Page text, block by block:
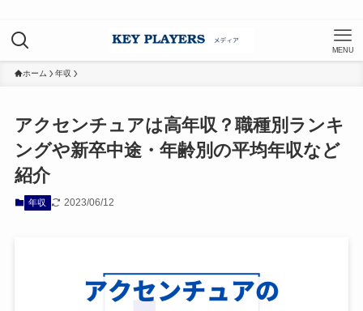
MENU
ホーム 年収
アクセンチュアは高年収？職種別ランキ
ングや新卒中途・年齢別の平均年収など
紹介
年収 2023/06/12